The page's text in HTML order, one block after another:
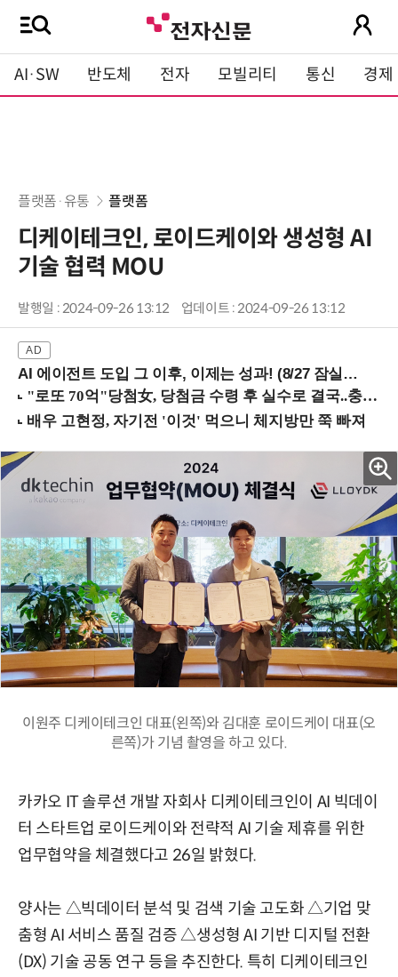
AI·SW 반도체 전자 모빌리티 통신 경제
플랫폼·유통 플랫폼
디케이테크인, 로이드케이와 생성형 AI
기술 협력 MOU
발행일 : 2024-09-26 13:12 업데이트 : 2024-09-26 13:12
AI 에이전트 도입 그 이후, 이제는 성과! (8/27 잠실역)
이원주 디케이테크인 대표(왼쪽)와 김대훈 로이드케이 대표(오
른쪽)가 기념 촬영을 하고 있다.
카카오 IT 솔루션 개발 자회사 디케이테크인이 AI 빅데이
터 스타트업 로이드케이와 전략적 AI 기술 제휴를 위한
업무협약을 체결했다고 26일 밝혔다.
양사는 △빅데이터 분석 및 검색 기술 고도화 △기업 맞
춤형 AI 서비스 품질 검증 △생성형 AI 기반 디지털 전환
(DX) 기술 공동 연구 등을 추진한다. 특히 디케이테크인